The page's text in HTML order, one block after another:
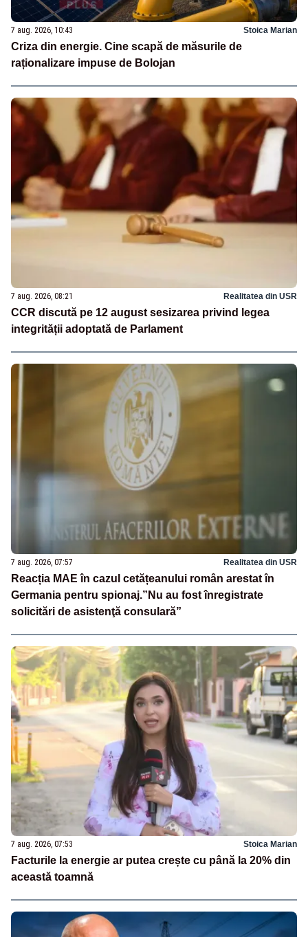
7 aug. 2026, 10:43 Stoica Marian
Criza din energie. Cine scapă de măsurile de
raționalizare impuse de Bolojan
7 aug. 2026, 08:21 Realitatea din USR
CCR discută pe 12 august sesizarea privind legea
integrității adoptată de Parlament
7 aug. 2026, 07:57 Realitatea din USR
Reacția MAE în cazul cetățeanului român arestat în
Germania pentru spionaj.”Nu au fost înregistrate
solicitări de asistenţă consulară”
7 aug. 2026, 07:53 Stoica Marian
Facturile la energie ar putea crește cu până la 20% din
această toamnă